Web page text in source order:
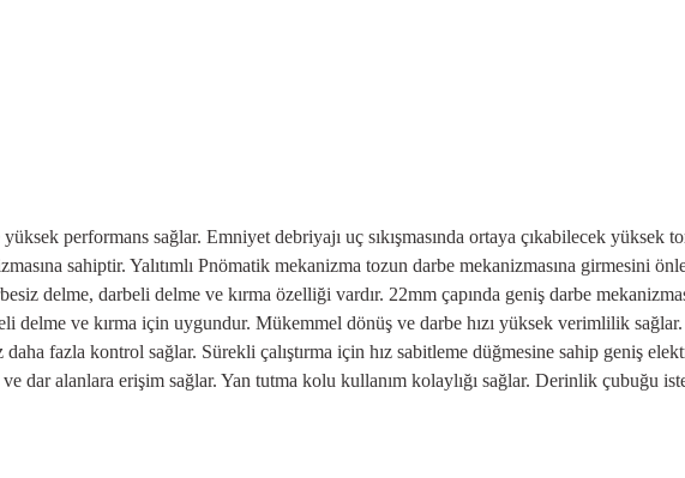
performans sağlar. Emniyet debriyajı uç sıkışmasında ortaya çıkabilecek yüksek
sahiptir. Yalıtımlı Pnömatik mekanizma tozun darbe mekanizmasına girmesini
delme, darbeli delme ve kırma özelliği vardır. 22mm çapında geniş darbe
delme ve kırma için uygundur. Mükemmel dönüş ve darbe hızı yüksek verimlilik
fazla kontrol sağlar. Sürekli çalıştırma için hız sabitleme düğmesine sahip geniş
dar alanlara erişim sağlar. Yan tutma kolu kullanım kolaylığı sağlar. Derinlik çubuğu